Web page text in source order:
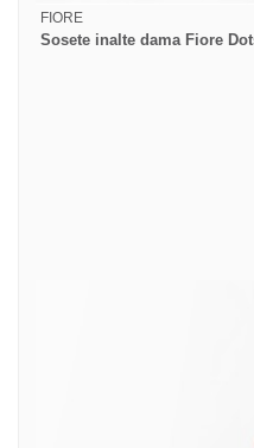
FIORE
Sosete inalte dama Fiore